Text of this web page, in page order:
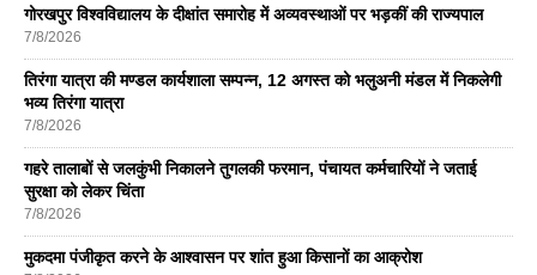
गोरखपुर विश्वविद्यालय के दीक्षांत समारोह में अव्यवस्थाओं पर भड़कीं की राज्यपाल
7/8/2026
तिरंगा यात्रा की मण्डल कार्यशाला सम्पन्न, 12 अगस्त को भलुअनी मंडल में निकलेगी
भव्य तिरंगा यात्रा
7/8/2026
गहरे तालाबों से जलकुंभी निकालने तुगलकी फरमान, पंचायत कर्मचारियों ने जताई
सुरक्षा को लेकर चिंता
7/8/2026
मुकदमा पंजीकृत करने के आश्वासन पर शांत हुआ किसानों का आक्रोश